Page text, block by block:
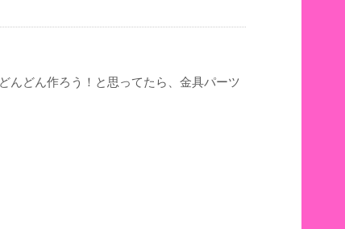
んどん作ろう！と思ってたら、金具パーツ